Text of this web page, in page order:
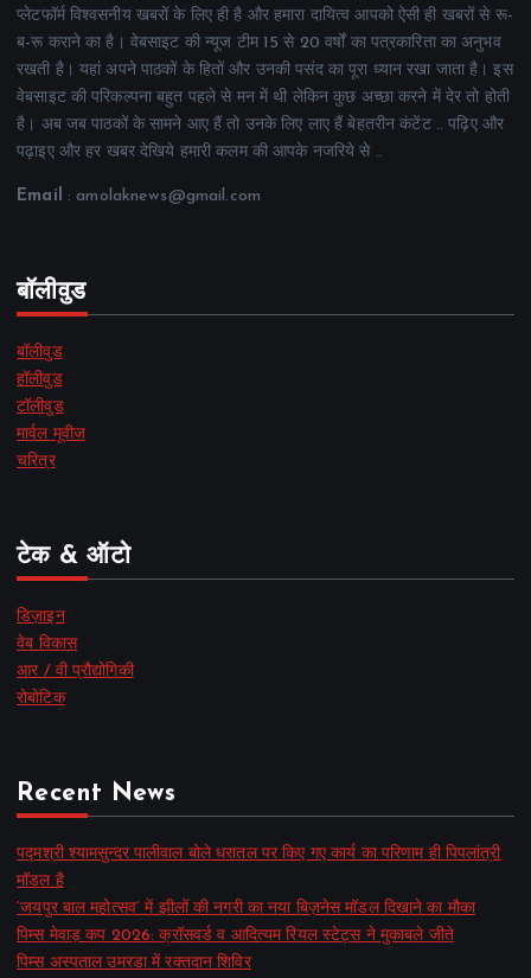
प्लेटफॉर्म विश्वसनीय खबरों के लिए ही है और हमारा दायित्व आपको ऐसी ही खबरों से रू-
ब-रू कराने का है। वेबसाइट की न्यूज टीम 15 से 20 वर्षों का पत्रकारिता का अनुभव
रखती है। यहां अपने पाठकों के हितों और उनकी पसंद का पूरा ध्यान रखा जाता है। इस
वेबसाइट की परिकल्पना बहुत पहले से मन में थी लेकिन कुछ अच्छा करने में देर तो होती
है। अब जब पाठकों के सामने आए हैं तो उनके लिए लाए हैं बेहतरीन कंटेंट .. पढ़िए और
पढ़ाइए और हर खबर देखिये हमारी कलम की आपके नजरिये से ..
Email : amolaknews@gmail.com
बॉलीवुड
बॉलीवुड
हॉलीवुड
टॉलीवुड
मार्वल मूवीज
चरित्र
टेक & ऑटो
डिज़ाइन
वेब विकास
आर / वी प्रौद्योगिकी
रोबोटिक
Recent News
पद्मश्री श्यामसुन्दर पालीवाल बोले धरातल पर किए गए कार्य का परिणाम ही पिपलांत्री
मॉडल है
‘जयपुर बाल महोत्सव’ में झीलों की नगरी का नया बिज़नेस मॉडल दिखाने का मौका
पिम्स मेवाड़ कप 2026: क्रॉसवर्ड व आदित्यम रियल स्टेट्स ने मुकाबले जीते
पिम्स अस्पताल उमरडा में रक्तदान शिविर